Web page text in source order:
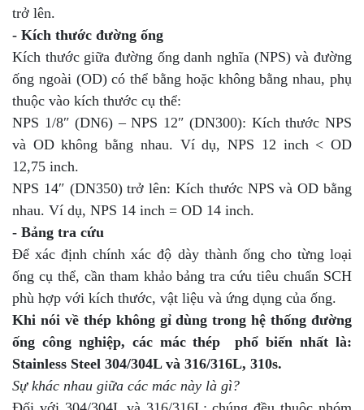
trở lên.
- Kích thước đường ống
Kích thước giữa đường ống danh nghĩa (NPS) và đường
ống ngoài (OD) có thể bằng hoặc không bằng nhau, phụ
thuộc vào kích thước cụ thể:
NPS 1/8″ (DN6) – NPS 12″ (DN300): Kích thước NPS
và OD không bằng nhau. Ví dụ, NPS 12 inch < OD
12,75 inch.
NPS 14″ (DN350) trở lên: Kích thước NPS và OD bằng
nhau. Ví dụ, NPS 14 inch = OD 14 inch.
- Bảng tra cứu
Để xác định chính xác độ dày thành ống cho từng loại
ống cụ thể, cần tham khảo bảng tra cứu tiêu chuẩn SCH
phù hợp với kích thước, vật liệu và ứng dụng của ống.
Khi nói về thép không gỉ dùng trong hệ thống đường
ống công nghiệp, các mác thép phổ biến nhất là:
Stainless Steel 304/304L và 316/316L, 310s.
Sự khác nhau giữa các mác này là gì?